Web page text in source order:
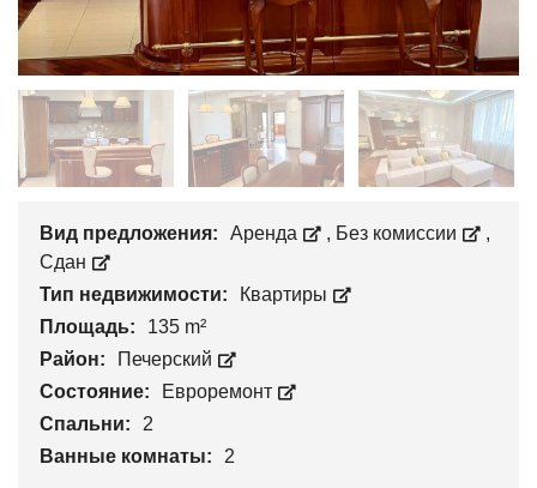
Вид предложения: Аренда , Без комиссии
,
Сдан
Тип недвижимости:
Квартиры
Площадь:
135 m²
Район:
Печерский
Состояние:
Евроремонт
Спальни:
2
Ванные комнаты:
2